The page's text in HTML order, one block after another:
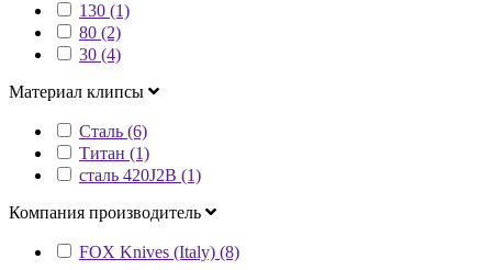
130 (1)
80 (2)
30 (4)
Материал клипсы
Сталь (6)
Титан (1)
сталь 420J2B (1)
Компания производитель
FOX Knives (Italy) (8)